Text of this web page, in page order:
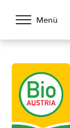
Menü